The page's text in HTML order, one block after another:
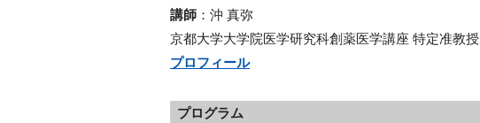
講師 ： 沖 真弥
京都大学大学院医学研究科創薬医学講座 特定准教授
プロフィール
プログラム